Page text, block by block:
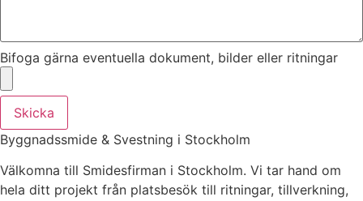
Bifoga gärna eventuella dokument, bilder eller ritningar
Skicka
Byggnadssmide & Svestning i Stockholm
Välkomna till Smidesfirman i Stockholm. Vi tar hand om
hela ditt projekt från platsbesök till ritningar, tillverkning,